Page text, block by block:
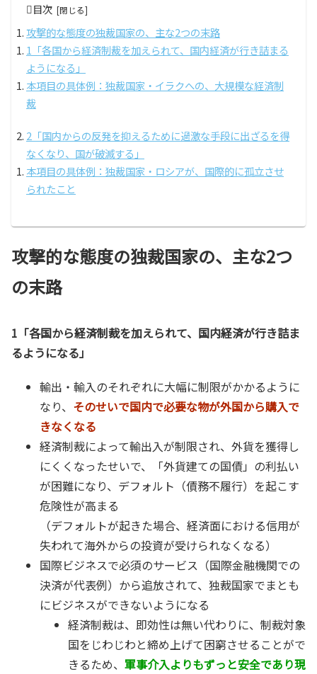
目次
攻撃的な態度の独裁国家の、主な2つの末路
1「各国から経済制裁を加えられて、国内経済が行き詰まる
ようになる」
本項目の具体例：独裁国家・イラクへの、大規模な経済制
裁
2「国内からの反発を抑えるために過激な手段に出ざるを得
なくなり、国が破滅する」
本項目の具体例：独裁国家・ロシアが、国際的に孤立させ
られたこと
攻撃的な態度の独裁国家の、主な2つ
の末路
1「各国から経済制裁を加えられて、国内経済が行き詰ま
るようになる」
輸出・輸入のそれぞれに大幅に制限がかかるように
なり、 そのせいで国内で必要な物が外国から購入で
きなくなる
経済制裁によって輸出入が制限され、外貨を獲得し
にくくなったせいで、「外貨建ての国債」の利払い
が困難になり、デフォルト（債務不履行）を起こす
危険性が高まる
（デフォルトが起きた場合、経済面における信用が
失われて海外からの投資が受けられなくなる）
国際ビジネスで必須のサービス（国際金融機関での
決済が代表例）から追放されて、独裁国家でまとも
にビジネスができないようになる
経済制裁は、即効性は無い代わりに、制裁対象
国をじわじわと締め上げて困窮させることがで
きるため、 軍事介入よりもずっと安全であり現